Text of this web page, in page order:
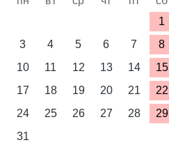
1
3
4 5 6 7 8
10
11 12 13 14 15
17
18 19 20 21 22
24
25 26 27 28 29
31